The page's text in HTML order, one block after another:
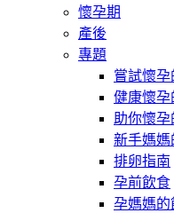
懷孕期
產後
專題
嘗試懷
健康懷孕
助你懷孕
新手媽媽
排卵指南
孕前飲食
孕媽媽的